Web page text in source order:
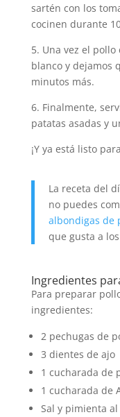
sartén con los
cocinen durante
5. Una vez el
blanco y dejamos
minutos más.
6. Finalmente,
patatas asadas y
¡Y ya está listo
La receta del
no puedes
albondigas de
que gusta a
Ingredientes
Para preparar
ingredientes:
2 pechugas de
3 dientes de ajo
1 cucharada de
1 cucharada de
Sal y pimienta